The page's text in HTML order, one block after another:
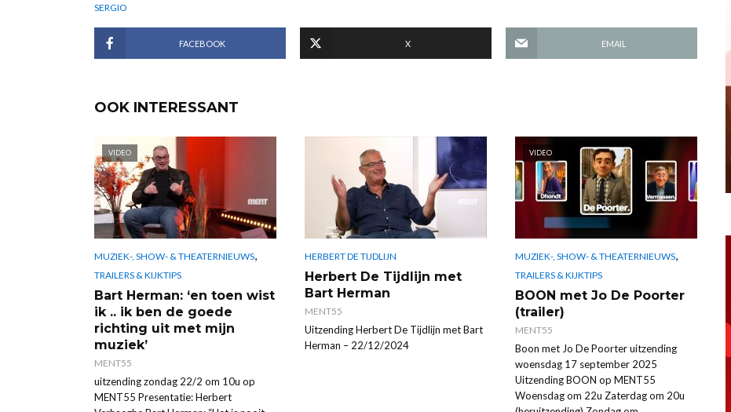
SERGIO
FACEBOOK X EMAIL
OOK INTERESSANT
VIDEO
MUZIEK-, SHOW- & THEATERNIEUWS
TRAILERS & KIJKTIPS
Bart Herman: ‘en toen wist
ik .. ik ben de goede
richting uit met mijn
muziek’
MENT55
uitzending zondag 22/2 om 10u op
MENT55 Presentatie: Herbert
HERBERT DE TIJDLIJN
Herbert De Tijdlijn met
Bart Herman
MENT55
Uitzending Herbert De Tijdlijn met Bart
Herman – 22/12/2024
VIDEO
MUZIEK-, SHOW- & THEATERNIEUWS,
TRAILERS & KIJKTIPS
BOON met Jo De Poorter
(trailer)
MENT55
Boon met Jo De Poorter uitzending
woensdag 17 september 2025
Uitzending BOON op MENT55
Woensdag om 22u Zaterdag om 20u